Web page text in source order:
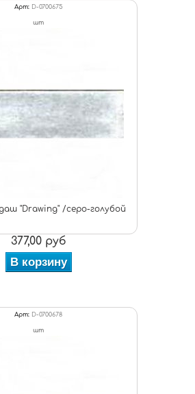
Арт: D-0700675
шт
"Drawing" /серо-голубой
377,00 руб
В корзину
Арт: D-0700678
шт